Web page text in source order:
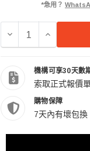
*急用？
減少 INSTA360
增加
機構可享30天數
索取正式報價單
購物保障
7天內有壞包換